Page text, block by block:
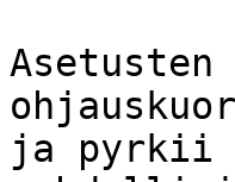
ja pyrkii